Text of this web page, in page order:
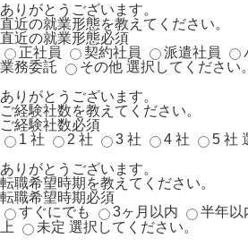
ありがとうございます。
直近の就業形態を教えてください。
直近の就業形態必須
正社員
契約社員 派遣社員
業務委託
その他 選択してください。
ありがとうございます。
ご経験社数を教えてください。
ご経験社数必須
1 社
2 社 3 社 4 社 5 社
ありがとうございます。
転職希望時期を教えてください。
転職希望時期必須
すぐにでも
3ヶ月以内 半年以
上
未定 選択してください。